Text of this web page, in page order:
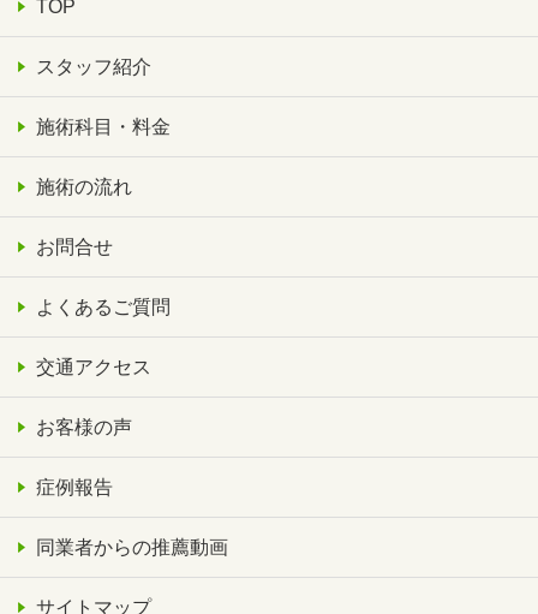
TOP
スタッフ紹介
施術科目・料金
施術の流れ
お問合せ
よくあるご質問
交通アクセス
お客様の声
症例報告
同業者からの推薦動画
サイトマップ